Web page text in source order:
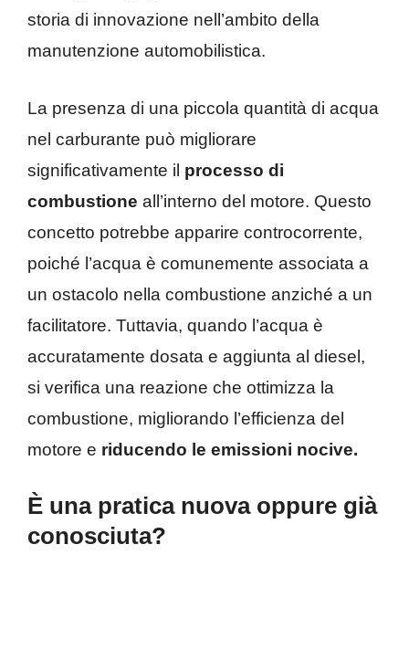
storia di innovazione nell’ambito della
manutenzione automobilistica.
La presenza di una piccola quantità di acqua
nel carburante può migliorare
significativamente il processo di
combustione all’interno del motore. Questo
concetto potrebbe apparire controcorrente,
poiché l’acqua è comunemente associata a
un ostacolo nella combustione anziché a un
facilitatore. Tuttavia, quando l’acqua è
accuratamente dosata e aggiunta al diesel,
si verifica una reazione che ottimizza la
combustione, migliorando l’efficienza del
motore e riducendo le emissioni nocive.
È una pratica nuova oppure già
conosciuta?